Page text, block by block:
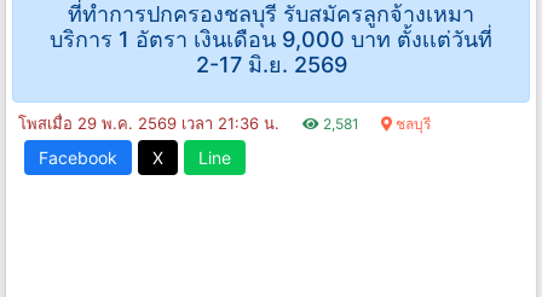
ที่ทําการปกครองชลบุรี รับสมัครลูกจ้างเหมา
บริการ 1 อัตรา เงินเดือน 9,000 บาท ตั้งเเต่วันที่
2-17 มิ.ย. 2569
โพสเมื่อ 29 พ.ค. 2569 เวลา 21:36 น. 2,581 ชลบุรี
Facebook X Line